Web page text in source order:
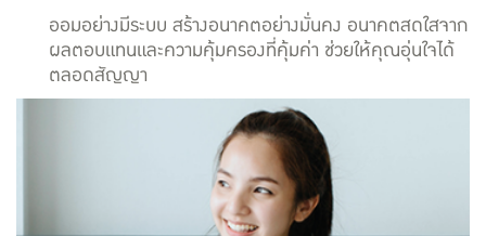
ออมอย่างมีระบบ สร้างอนาคตอย่างมั่นคง อนาคตสดใสจาก
ผลตอบแทนและความคุ้มครองที่คุ้มค่า ช่วยให้คุณอุ่นใจได้
ตลอดสัญญา